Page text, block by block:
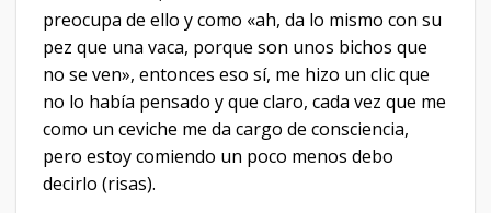
preocupa de ello y como «ah, da lo mismo con su
pez que una vaca, porque son unos bichos que
no se ven», entonces eso sí, me hizo un clic que
no lo había pensado y que claro, cada vez que me
como un ceviche me da cargo de consciencia,
pero estoy comiendo un poco menos debo
decirlo (risas).